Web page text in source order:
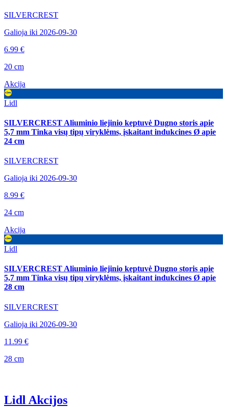
SILVERCREST
Galioja iki 2026-09-30
6.99 €
20 cm
Akcija
Lidl
SILVERCREST Aliuminio liejinio keptuvė Dugno storis apie
5,7 mm Tinka visų tipų viryklėms, įskaitant indukcines Ø apie
24 cm
SILVERCREST
Galioja iki 2026-09-30
8.99 €
24 cm
Akcija
Lidl
SILVERCREST Aliuminio liejinio keptuvė Dugno storis apie
5,7 mm Tinka visų tipų viryklėms, įskaitant indukcines Ø apie
28 cm
SILVERCREST
Galioja iki 2026-09-30
11.99 €
28 cm
Lidl Akcijos